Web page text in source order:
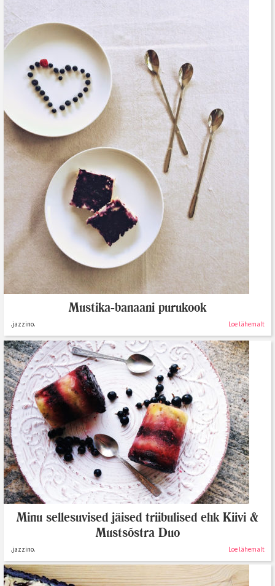
Mustika-banaani purukook
.jazzino. Loe lähemalt
Minu sellesuvised jäised triibulised ehk Kiivi &
Mustsõstra Duo
.jazzino. Loe lähemalt